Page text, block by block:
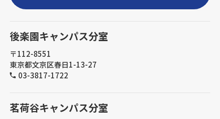
後楽園キャンパス分室
〒112-8551
東京都文京区春日1-13-27
03-3817-1722
茗荷谷キャンパス分室